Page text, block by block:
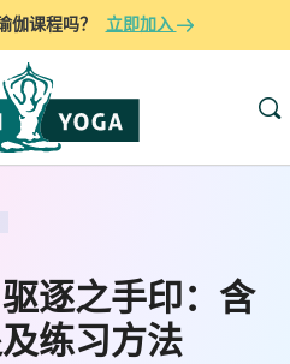
伽课程吗？ 立即加入
逐之手印：含
练习方法